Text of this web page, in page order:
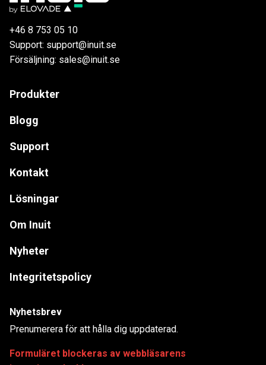
+46 8 753 05 10
Support: support@inuit.se
Försäljning: sales@inuit.se
Produkter
Blogg
Support
Kontakt
Lösningar
Om Inuit
Nyheter
Integritetspolicy
Nyhetsbrev
Prenumerera för att hålla dig uppdaterad.
Formuläret blockeras av webbläsarens